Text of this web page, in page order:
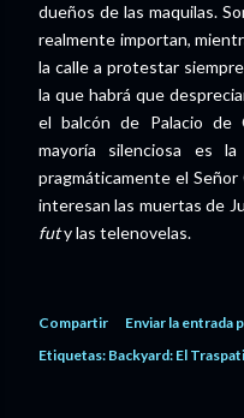
dueños de las maquilas.
realmente importan,
la calle a protestar
la que habrá que
el balcón de Palacio de
mayoría silenciosa es
pragmáticamente el Señor
interesan las muertas de
futy las telenovelas.
Compartir
Enviar la
Etiquetas: Backyard: El